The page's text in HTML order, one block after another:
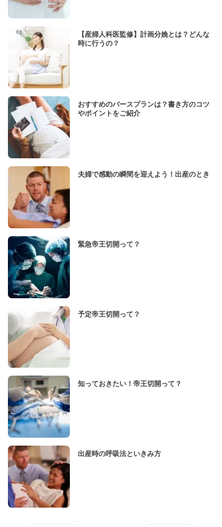
【産婦人科医監修】計画分娩とは？どんな
時に行うの？
おすすめのバースプランは？書き方のコツ
やポイントをご紹介
夫婦で感動の瞬間を迎えよう！出産のとき
緊急帝王切開って？
予定帝王切開って？
知っておきたい！帝王切開って？
出産時の呼吸法といきみ方